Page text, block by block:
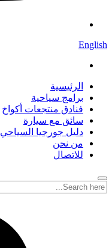
English
الرئيسية
برامج سياحية
فنادق منتجعات أكواخ
سائق مع سيارة
دليل جورجيا السياحي 2026
من نحن
للاتصال